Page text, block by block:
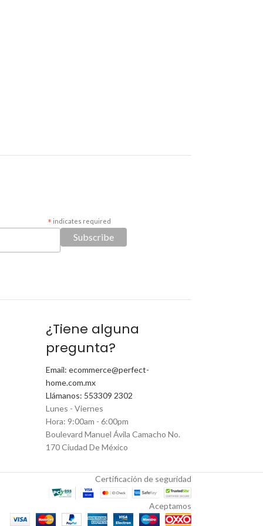
* indicates required
¿Tiene alguna
pregunta?
Email: ecommerce@perfect-
home.com.mx
Llámanos: 553309 2302
Lunes - Viernes
Hora: 9:00am - 6:00pm
Boulevard Manuel Ávila Camacho No.
170 Ciudad De México
Certificación de seguridad
Aceptamos